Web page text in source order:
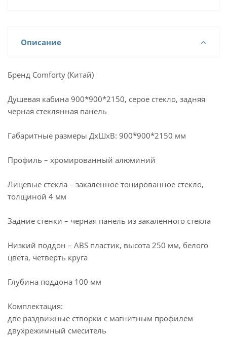
Описание
Бренд Comforty (Китай)
Душевая кабина 900*900*2150, серое стекло, задняя
черная стеклянная панель
Габаритные размеры ДхШхВ: 900*900*2150 мм
Профиль – хромированный алюминий
Лицевые стекла – закаленное тонированное стекло,
толщиной 4 мм
Задние стенки – черная панель из закаленного стекла
Низкий поддон – ABS пластик, высота 250 мм, белого
цвета, четверть круга
Глубина поддона 100 мм
Комплектация:
две раздвижные створки с магнитным профилем
двухрежимный смеситель